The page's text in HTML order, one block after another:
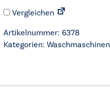
-
mit
Wärmepumpentrocknung
Vergleichen
Artikelnummer: 6378
Kategorien: Waschmaschinen